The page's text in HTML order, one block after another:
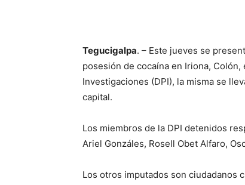
Tegucigalpa. – Este jueves se
posesión de cocaína en Iriona,
Investigaciones (DPI), la misma se
capital.
Los miembros de la DPI detenidos
Ariel Gonzáles, Rosell Obet Alfaro,
Los otros imputados son ciudadanos